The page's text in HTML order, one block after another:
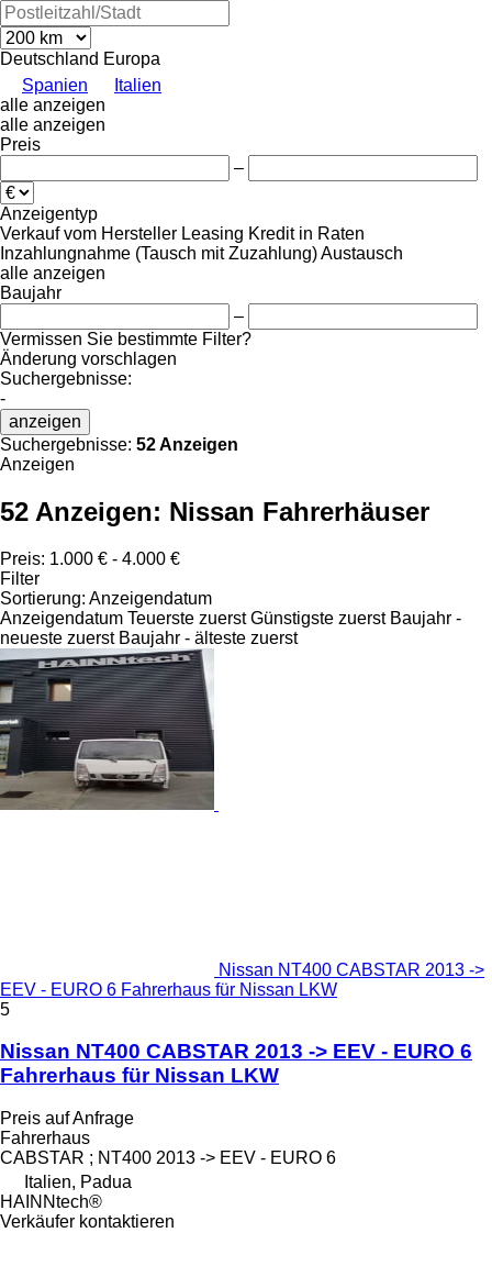
Deutschland Europa
Spanien
Italien
alle anzeigen
alle anzeigen
Preis
–
Anzeigentyp
Verkauf vom Hersteller Leasing Kredit in Raten
Inzahlungnahme (Tausch mit Zuzahlung)Austausch
alle anzeigen
Baujahr
–
Vermissen Sie bestimmte Filter?
Änderung vorschlagen
Suchergebnisse:
-
anzeigen
Suchergebnisse: 52 Anzeigen
Anzeigen
52 Anzeigen: Nissan Fahrerhäuser
Preis: 1.000 € - 4.000 €
Filter
Sortierung: Anzeigendatum
Anzeigendatum Teuerste zuerst Günstigste zuerst Baujahr -
neueste zuerst Baujahr - älteste zuerst
Nissan NT400 CABSTAR 2013 ->
EEV - EURO 6 Fahrerhaus für Nissan LKW
5
Nissan NT400 CABSTAR 2013 -> EEV - EURO 6
Fahrerhaus für Nissan LKW
Preis auf Anfrage
Fahrerhaus
CABSTAR ; NT400 2013 -> EEV - EURO 6
Italien, Padua
HAINNtech®
Verkäufer kontaktieren